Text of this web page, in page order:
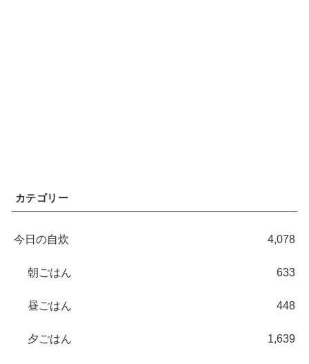
カテゴリー
今日の自炊 4,078
朝ごはん 633
昼ごはん 448
夕ごはん 1,639